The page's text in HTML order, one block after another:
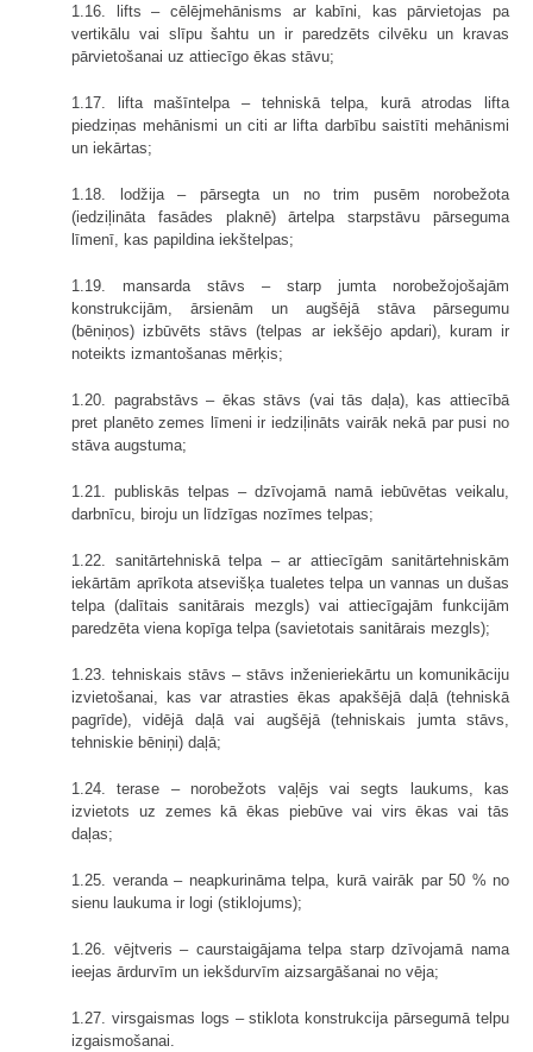
1.16. lifts – cēlējmehānisms ar kabīni, kas pārvietojas pa
vertikālu vai slī­pu šahtu un ir paredzēts cilvēku un kravas
pārvietošanai uz attiecīgo ēkas stāvu;
1.17. lifta mašīntelpa – tehniskā telpa, kurā atrodas lifta
piedziņas mehānismi un citi ar lifta darbību saistīti mehānismi
un iekārtas;
1.18. lodžija – pārsegta un no trim pusēm norobežota
(iedziļināta fasādes plaknē) ārtelpa starpstāvu pārseguma
līmenī, kas papildina iekštelpas;
1.19. mansarda stāvs – starp jumta norobežojošajām
konstrukcijām, ārsienām un augšējā stāva pārsegumu
(bēniņos) izbūvēts stāvs (telpas ar iekšējo apdari), kuram ir
noteikts izmantošanas mērķis;
1.20. pagrabstāvs – ēkas stāvs (vai tās daļa), kas attiecībā
pret planēto zemes līmeni ir iedziļināts vairāk nekā par pusi no
stāva augstuma;
1.21. publiskās telpas – dzīvojamā namā iebūvētas veikalu,
darbnīcu, biroju un līdzīgas nozīmes telpas;
1.22. sanitārtehniskā telpa – ar attiecīgām sanitārtehniskām
iekārtām aprīkota atsevišķa tualetes telpa un vannas un dušas
telpa (dalītais sanitārais mezgls) vai attiecīgajām funkcijām
paredzēta viena kopīga telpa (savietotais sanitārais mezgls);
1.23. tehniskais stāvs – stāvs inženieriekārtu un komunikāciju
izvietošanai, kas var atrasties ēkas apakšējā daļā (tehniskā
pagrīde), vidējā daļā vai augšējā (tehniskais jumta stāvs,
tehniskie bēniņi) daļā;
1.24. terase – norobežots vaļējs vai segts laukums, kas
izvietots uz zemes kā ēkas piebūve vai virs ēkas vai tās
daļas;
1.25. veranda – neapkurināma telpa, kurā vairāk par 50 % no
sienu laukuma ir logi (stiklojums);
1.26. vējtveris – caurstaigājama telpa starp dzīvojamā nama
ieejas ārdurvīm un iekšdurvīm aizsargāšanai no vēja;
1.27. virsgaismas logs – stiklota konstrukcija pārsegumā telpu
izgaismošanai.